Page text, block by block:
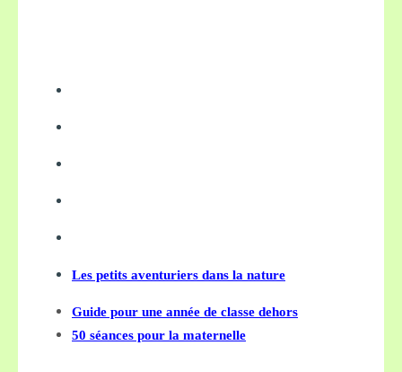
Les petits aventuriers dans la nature
Guide pour une année de classe dehors
50 séances pour la maternelle